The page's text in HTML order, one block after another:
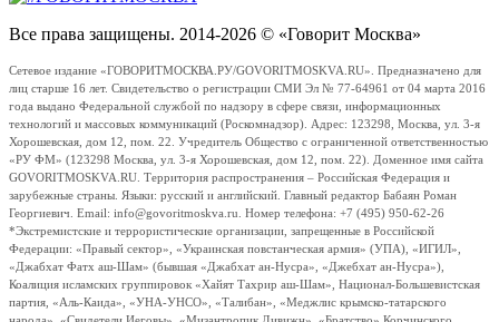
Все права защищены. 2014-2026 © «Говорит Москва»
Сетевое издание «ГОВОРИТМОСКВА.РУ/GOVORITMOSKVA.RU». Предназначено для
лиц старше 16 лет. Свидетельство о регистрации СМИ Эл № 77-64961 от 04 марта 2016
года выдано Федеральной службой по надзору в сфере связи, информационных
технологий и массовых коммуникаций (Роскомнадзор). Адрес: 123298, Москва, ул. 3-я
Хорошевская, дом 12, пом. 22. Учредитель Общество с ограниченной ответственностью
«РУ ФМ» (123298 Москва, ул. 3-я Хорошевская, дом 12, пом. 22). Доменное имя сайта
GOVORITMOSKVA.RU. Территория распространения – Российская Федерация и
зарубежные страны. Языки: русский и английский. Главный редактор Бабаян Роман
Георгиевич. Email: info@govoritmoskva.ru. Номер телефона: +7 (495) 950-62-26
*Экстремистские и террористические организации, запрещенные в Российской
Федерации: «Правый сектор», «Украинская повстанческая армия» (УПА), «ИГИЛ»,
«Джабхат Фатх аш-Шам» (бывшая «Джабхат ан-Нусра», «Джебхат ан-Нусра»),
Коалиция исламских группировок «Хайят Тахрир аш-Шам», Национал-Большевистская
партия, «Аль-Каида», «УНА-УНСО», «Талибан», «Меджлис крымско-татарского